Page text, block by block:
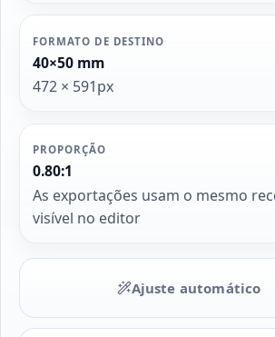
FORMATO DE DESTINO
40×50 mm
472 × 591px
PROPORÇÃO
0.80:1
As exportações usam o mesmo
visível no editor
Ajuste automático